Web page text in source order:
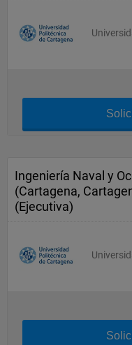
Ingeniería Naval y
(Cartagena,
(Ejecutiva)